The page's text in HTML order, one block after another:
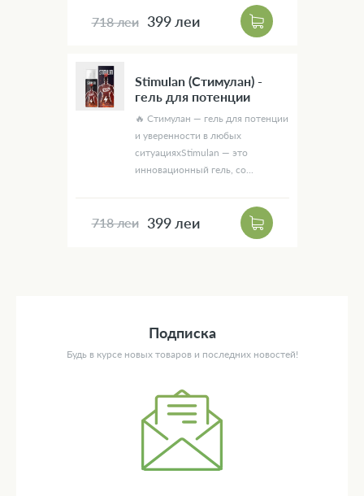
718 леи 399 леи
Stimulan (Стимулан) -
гель для потенции
🔥 Стимулан — гель для потенции
и уверенности в любых
ситуацияхStimulan — это
инновационный гель, со...
718 леи 399 леи
Подписка
Будь в курсе новых товаров и последних новостей!